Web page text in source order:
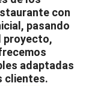
con
pasando
proyecto,
adaptadas
clientes.